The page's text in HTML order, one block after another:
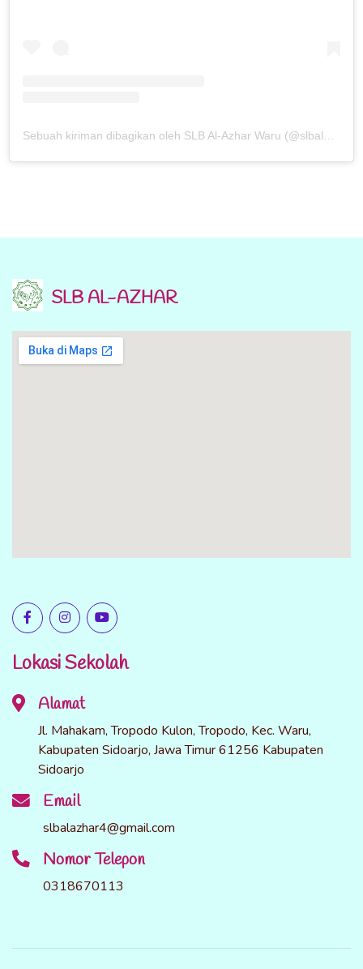
Sebuah kiriman dibagikan oleh SLB Al-Azhar Waru (@slbalazharwaru)
SLB AL-AZHAR
Lokasi Sekolah
Alamat
Jl. Mahakam, Tropodo Kulon, Tropodo, Kec. Waru,
Kabupaten Sidoarjo, Jawa Timur 61256 Kabupaten
Sidoarjo
Email
slbalazhar4@gmail.com
Nomor Telepon
0318670113